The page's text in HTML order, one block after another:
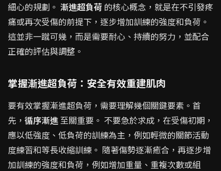
細心的規劃。 漸進超負荷 的核心概念，就是在不引發疼
痛或再次受傷的前提下，逐步增加訓練的強度和負荷。
這並非一蹴可幾，而是需要耐心、持續的努力，並配合
正確的評估與調整。
掌握漸進超負荷：安全有效重建肌肉
要有效掌握漸進超負荷，需要理解幾個關鍵要素。首
先， 循序漸進 至關重要。 不要急於求成，在受傷初期，
應以低強度、低負荷的訓練為主，例如輕微的關節活動
度練習和等長收縮訓練。 隨著傷勢逐漸癒合，再逐步增
加訓練的強度和負荷，例如增加重量、重複次數或組